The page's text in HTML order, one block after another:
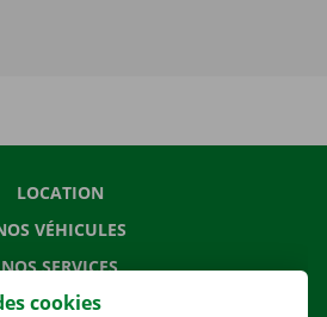
LOCATION
VÉHICULES
NOS SERVICES
AGENCES
cookies